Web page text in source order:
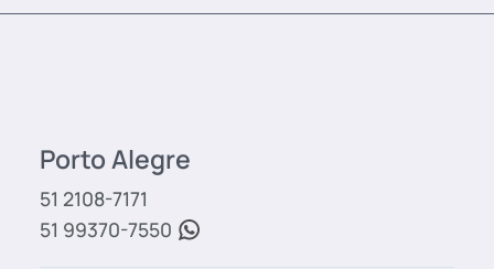
Porto Alegre
51 2108-7171
51 99370-7550